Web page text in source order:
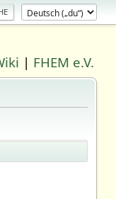
| FHEM e.V.